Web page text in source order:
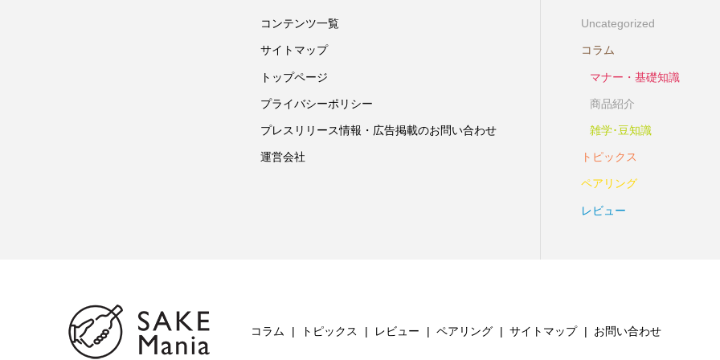
コンテンツ一覧
サイトマップ
トップページ
プライバシーポリシー
プレスリリース情報・広告掲載のお問い合わせ
運営会社
Uncategorized
コラム
マナー・基礎知識
商品紹介
雑学･豆知識
トピックス
ペアリング
レビュー
コラム トピックス レビュー ペアリング サイトマップ お問い合わせ